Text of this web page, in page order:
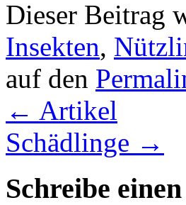
Dieser Beitrag
Insekten,
auf den
← Artikel
Schädlinge →
Schreibe